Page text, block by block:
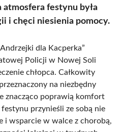
atmosfera festynu była
i chęci niesienia pomocy.
dla Kacperka”
Policji w Nowej Soli
chłopca. Całkowity
na niezbędny
znacząco poprawią komfort
przynieśli ze sobą nie
i wsparcie w walce z chorobą,